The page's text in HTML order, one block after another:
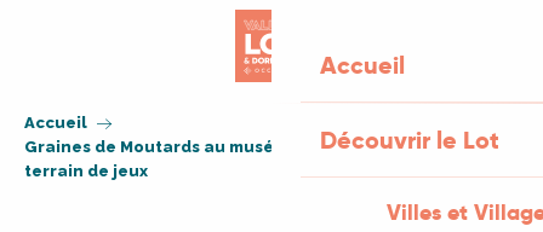
Accueil
Découvrir le Lot
Villes et
Accueil
Graines de Moutards au musée Champollion : nouveau
terrain de jeux